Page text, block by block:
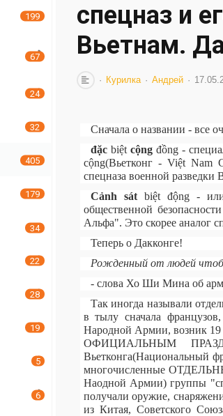
спецназ и
Вьетнам.
Курилка Андрей
Сначала о названии - все
đặcbiệt cộngđồng -
cộng(Вьетконг - Việt Nam
спецназа военной разведки
Cảnh sátbiệt động - или
общественной
Альфа". Это скорее аналог
Теперь о Дакконге!
Рожденный от людей
- слова Хо Ши Мина об
Так иногда называли
в тылу сначала
Народной Армии, возник 19
ОФИЦИАЛЬНЫМ
Вьетконга(Национальный
многочисленные
Наодной Армии) группы
получали оружие,
из Китая, Советского
199
67
24
32
405
179
34
22
28
19
5
6